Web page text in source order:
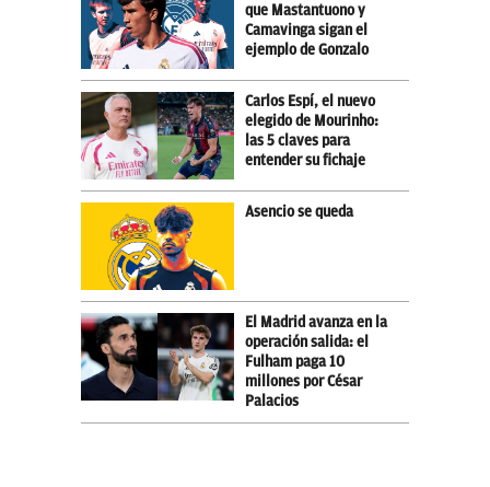
que Mastantuono y
Camavinga sigan el
ejemplo de Gonzalo
Carlos Espí, el nuevo
elegido de Mourinho:
las 5 claves para
entender su fichaje
Asencio se queda
El Madrid avanza en la
operación salida: el
Fulham paga 10
millones por César
Palacios